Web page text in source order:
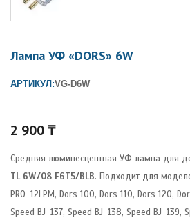
Лампа УФ «DORS» 6W
АРТИКУЛ:VG-D6W
2 900₸
Средняя люминесцентная УФ лампа для
TL 6W/08 F6T5/BLB. Подходит для
PRO-12LPM, Dors 100, Dors 110, Dors 120,
Speed BJ-137, Speed BJ-138, Speed BJ-139,